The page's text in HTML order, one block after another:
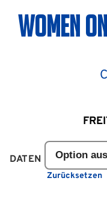
WOMEN
DATEN
Zurücksetzen